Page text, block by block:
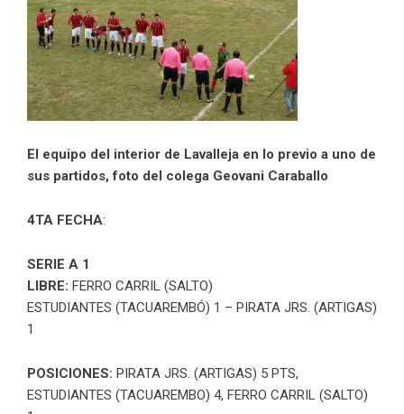
El equipo del interior de Lavalleja en lo previo a uno de
sus partidos, foto del colega Geovani Caraballo
4TA FECHA:
SERIE A 1
LIBRE: FERRO CARRIL (SALTO)
ESTUDIANTES (TACUAREMBÓ) 1 – PIRATA JRS. (ARTIGAS)
1
POSICIONES: PIRATA JRS. (ARTIGAS) 5 PTS,
ESTUDIANTES (TACUAREMBO) 4, FERRO CARRIL (SALTO)